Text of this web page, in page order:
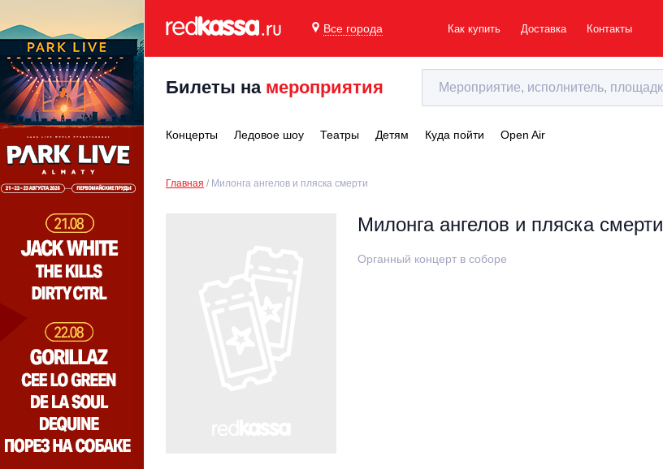
Все города Как купить Доставка Контакты
Билеты на мероприятия
Концерты Ледовое шоу Театры Детям Куда пойти Open Air
Главная Милонга ангелов и пляска смерти
Милонга ангелов и пляска смерти
Органный концерт в соборе